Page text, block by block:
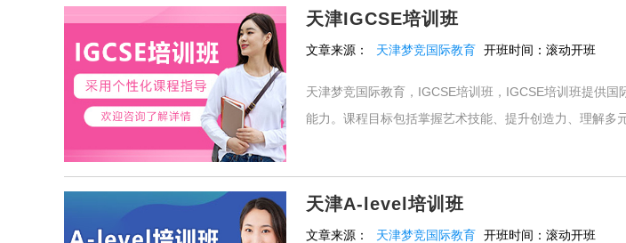
天津IGCSE培训班
文章来源： 天津梦竞国际教育 开班时间： 滚动开班
天津梦竞国际教育，IGCSE培训班，IGCSE培训班提供
能力。课程目标包括掌握艺术技能、提升创造力、理解多
天津A-level培训班
文章来源： 天津梦竞国际教育 开班时间： 滚动开班